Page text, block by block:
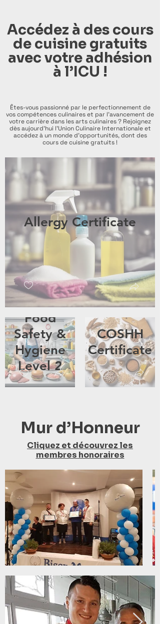
Accédez à des cours
de cuisine gratuits
avec votre adhésion
à l’ICU !
Êtes-vous passionné par le perfectionnement de
vos compétences culinaires et par l’avancement de
votre carrière dans les arts culinaires ? Rejoignez
dès aujourd’hui l’Union Culinaire Internationale et
accédez à un monde d’opportunités, dont des
cours de cuisine gratuits !
Allergy Certificate
Food
Safety &
Hygiene
Level 2
COSHH
Certificate
Mur d’Honneur
Cliquez et découvrez les
membres honoraires